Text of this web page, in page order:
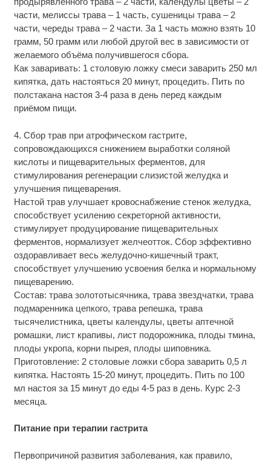
части, мелиссы трава – 1 часть, сушеницы трава – 2
части, череды трава – 2 части. За 1 часть можно взять 10
грамм, 50 грамм или любой другой вес в зависимости от
желаемого объёма получившегося сбора.
Как заваривать: 1 столовую ложку смеси заварить 250 мл
кипятка, дать настояться 20 минут, процедить. Пить по
полстакана настоя 3-4 раза в день перед каждым
приёмом пищи.
4. Сбор трав при атрофическом гастрите,
сопровождающихся снижением выработки соляной
кислоты и пищеварительных ферментов, для
стимулирования регенерации слизистой желудка и
улучшения пищеварения.
Настой трав улучшает кровоснабжение стенок желудка,
способствует усилению секреторной активности,
стимулирует продуцирование пищеварительных
ферментов, нормализует желчеотток. Сбор эффективно
оздоравливает весь желудочно-кишечный тракт,
способствует улучшению усвоения белка и нормальному
пищеварению.
Состав: трава золототысячника, трава звездчатки, трава
подмаренника цепкого, трава репешка, трава
тысячелистника, цветы календулы, цветы аптечной
ромашки, лист крапивы, лист подорожника, плоды тмина,
плоды укропа, корни пырея, плоды шиповника.
Приготовление: 2 столовые ложки сбора заварить 0,5 л
кипятка. Настоять 15-20 минут, процедить. Пить по 100
мл настоя за 15 минут до еды 4-5 раз в день. Курс 2-3
месяца.
Питание при терапии гастрита
Первопричиной развития заболевания, как правило,